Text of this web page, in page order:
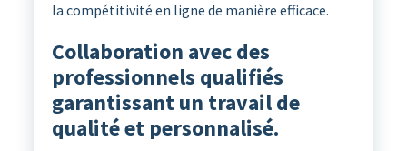
la compétitivité en ligne de manière efficace.
Collaboration avec des
professionnels qualifiés
garantissant un travail de
qualité et personnalisé.